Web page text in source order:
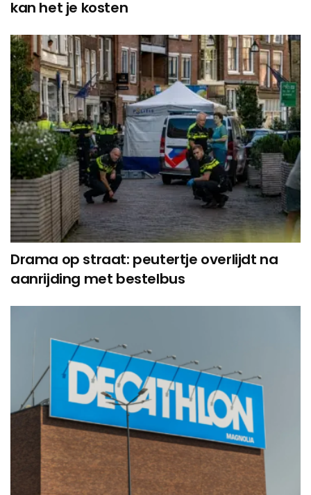
kan het je kosten
Drama op straat: peutertje overlijdt na
aanrijding met bestelbus